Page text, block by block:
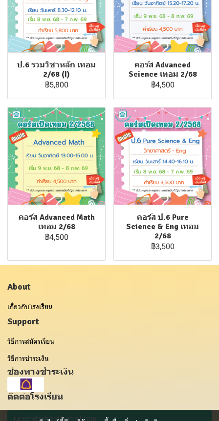
ป.6 รวมวิชาหลัก เทอม
2/68 (I)
฿5,800
คอร์ส Advanced
Science เทอม 2/68
฿4,500
คอร์ส Advanced Math
เทอม 2/68
฿4,500
คอร์ส ป.6 Pure
Science & Eng เทอม
2/68
฿3,500
About
เกี่ยวกับโรงเรียน
Support
วิธีการสมัครเรียน
วิธีการชำระเงิน
ช่องทางชำระเงิน
ติดต่อโรงเรียน